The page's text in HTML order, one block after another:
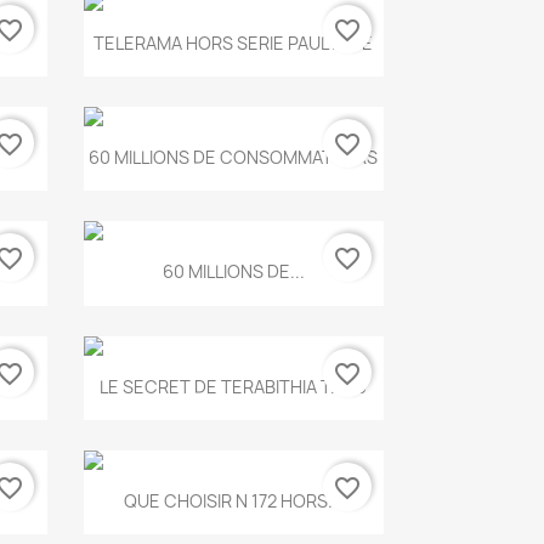
Aperçu rapide
TELERAMA HORS SERIE PAUL KLEE
favorite_border
Aperçu rapide
60 MILLIONS DE CONSOMMATEURS
favorite_border
Aperçu rapide
60 MILLIONS DE... favorite_border
Aperçu rapide
LE SECRET DE TERABITHIA T.560
favorite_border
Aperçu rapide
QUE CHOISIR N 172 HORS...favorite_border